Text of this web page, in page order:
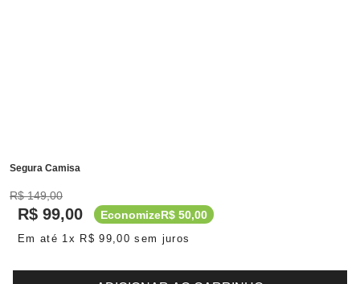
Segura Camisa
R$ 149,00
R$ 99,00 EconomizeR$ 50,00
Em até 1x R$ 99,00 sem juros